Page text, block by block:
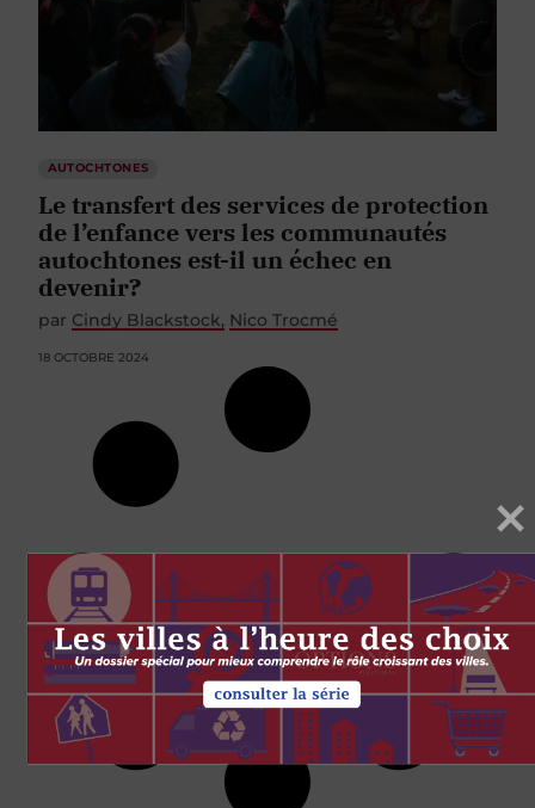
AUTOCHTONES
Le transfert des services de protection
de l’enfance vers les communautés
autochtones est-il un échec en
devenir?
par Cindy Blackstock Nico Trocmé
18 OCTOBRE 2024